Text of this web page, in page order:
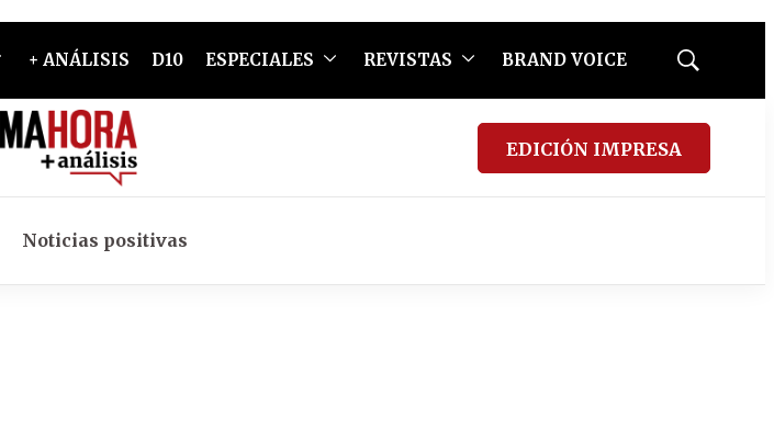
+ ANÁLISIS D10 ESPECIALES REVISTAS BRAND VOICE
Mostrar
EDICIÓN IMPRESA
Noticias positivas